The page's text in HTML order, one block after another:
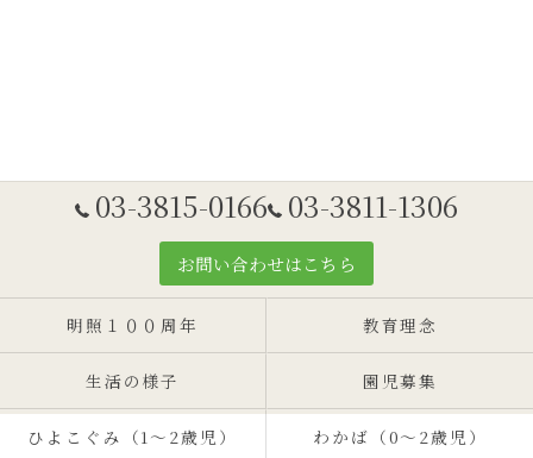
03-3815-0166 03-3811-1306
お問い合わせはこちら
明照１００周年 教育理念
生活の様子 園児募集
ひよこぐみ（1〜2歳児） わかば（0～2歳児）